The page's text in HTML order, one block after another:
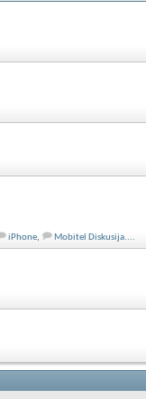
iPhone, Mobitel Diskusija....